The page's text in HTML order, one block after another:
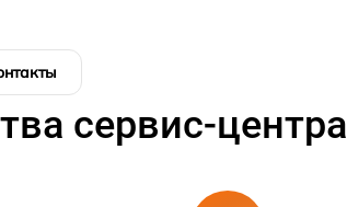
сервис-центра